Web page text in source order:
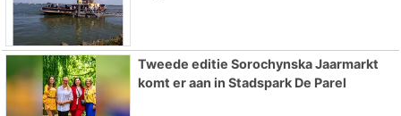
Tweede editie Sorochynska Jaarmarkt
komt er aan in Stadspark De Parel